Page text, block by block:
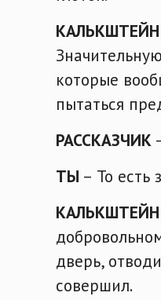
КАЛЬКШТЕЙН
которые
пытаться
РАССКАЗЧИК
ТЫ – То есть
КАЛЬКШТЕЙН
дверь,
совершил.